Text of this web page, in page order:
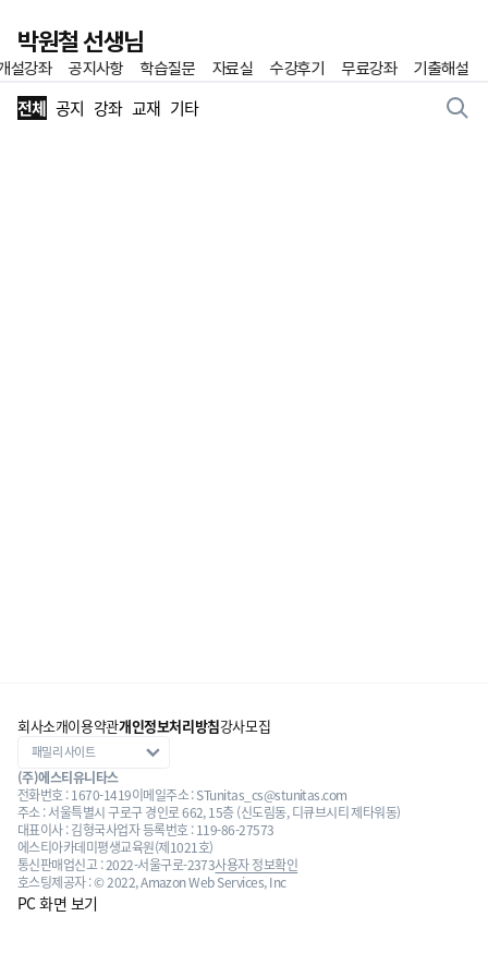
이전
박원철 선생님
설강좌 공지사항 학습질문 자료실 수강후기 무료강좌 기출해설
게시판 리스트 영역
전체 공지 강좌 교재 기타
회사소개이용약관개인정보처리방침강사모집
(주)에스티유니타스
전화번호 : 1670-1419이메일주소 : STunitas_cs@stunitas.com
주소 : 서울특별시 구로구 경인로 662, 15층 (신도림동, 디큐브시티 제타워동)
대표이사 : 김형국사업자 등록번호 : 119-86-27573
에스티아카데미평생교육원(제1021호)
통신판매업신고 : 2022-서울구로-2373사용자 정보확인
호스팅제공자 : © 2022, Amazon Web Services, Inc
PC 화면 보기